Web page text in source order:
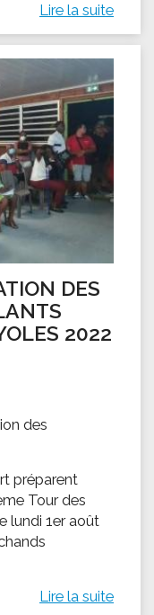
Lire la suite
DES
2022
des
préparent
Tour des
lundi 1er août
Lire la suite